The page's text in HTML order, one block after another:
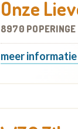
Onze
8970 POPERINGE
meer informatie